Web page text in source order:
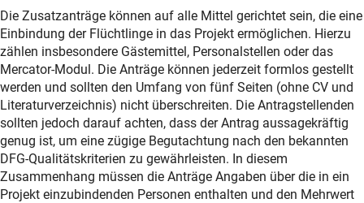
Die Zusatzanträge können auf alle Mittel gerichtet sein, die eine
Einbindung der Flüchtlinge in das Projekt ermöglichen. Hierzu
zählen insbesondere Gästemittel, Personalstellen oder das
Mercator-Modul. Die Anträge können jederzeit formlos gestellt
werden und sollten den Umfang von fünf Seiten (ohne CV und
Literaturverzeichnis) nicht überschreiten. Die Antragstellenden
sollten jedoch darauf achten, dass der Antrag aussagekräftig
genug ist, um eine zügige Begutachtung nach den bekannten
DFG-Qualitätskriterien zu gewährleisten. In diesem
Zusammenhang müssen die Anträge Angaben über die in ein
Projekt einzubindenden Personen enthalten und den Mehrwert